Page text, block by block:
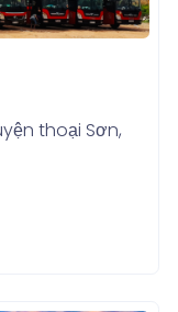
thoại Sơn,